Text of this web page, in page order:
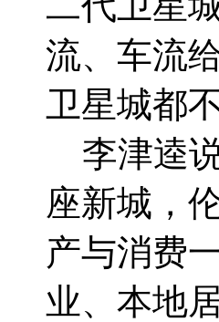
流、车流
卫星城都
李津逵
座新城，
产与消费
业、本地